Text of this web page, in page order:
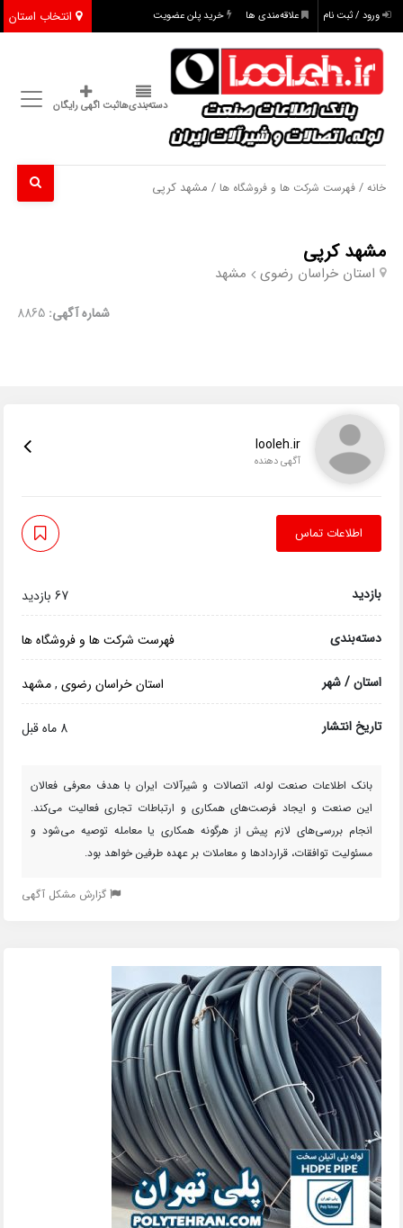
انتخاب استان ورود / ثبت نام علاقه‌مندی ها خرید پلن عضویت
دسته‌بندی‌هاثبت اگهی رایگان
خانه /فهرست شرکت ها و فروشگاه ها / مشهد کرپی
مشهد کرپی
استان خراسان رضوی مشهد
شماره آگهی: 8865
looleh.ir
آگهی دهنده
اطلاعات تماس
بازدید 67 بازدید
دسته‌بندی فهرست شرکت ها و فروشگاه ها
استان / شهر استان خراسان رضوی,مشهد
تاریخ انتشار 8 ماه قبل
بانک اطلاعات صنعت لوله، اتصالات و شیرآلات ایران با هدف معرفی فعالان
این صنعت و ایجاد فرصت‌های همکاری و ارتباطات تجاری فعالیت می‌کند.
انجام بررسی‌های لازم پیش از هرگونه همکاری یا معامله توصیه می‌شود و
مسئولیت توافقات، قراردادها و معاملات بر عهده طرفین خواهد بود.
گزارش مشکل آگهی